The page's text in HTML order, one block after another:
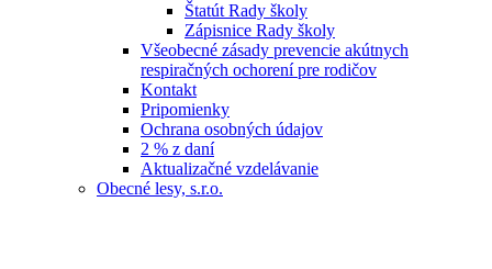
Štatút Rady školy
Zápisnice Rady školy
Všeobecné zásady prevencie akútnych
respiračných ochorení pre rodičov
Kontakt
Pripomienky
Ochrana osobných údajov
2 % z daní
Aktualizačné vzdelávanie
Obecné lesy, s.r.o.